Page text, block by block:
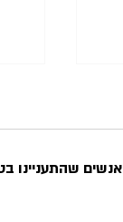
אנשים שהתעניינו